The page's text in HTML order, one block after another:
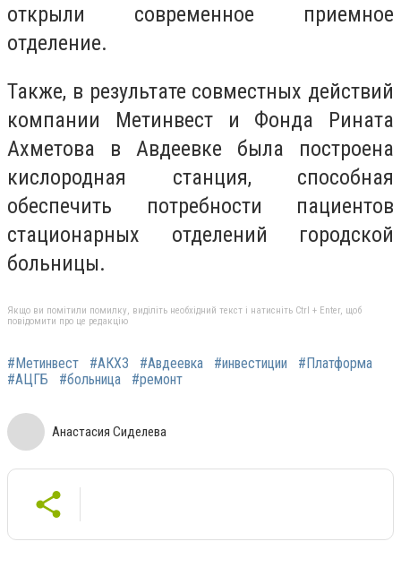
открыли современное приемное
отделение.
Также, в результате совместных действий
компании Метинвест и Фонда Рината
Ахметова в Авдеевке была построена
кислородная станция, способная
обеспечить потребности пациентов
стационарных отделений городской
больницы.
Якщо ви помітили помилку, виділіть необхідний текст і натисніть Ctrl + Enter, щоб
повідомити про це редакцію
#Метинвест #АКХЗ #Авдеевка #инвестиции
#Платформа
#АЦГБ
#больница #ремонт
Анастасия Сиделева